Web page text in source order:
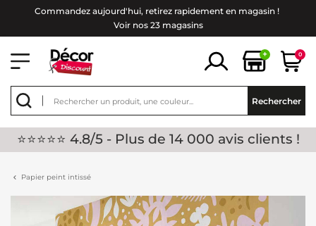
Commandez aujourd'hui, retirez rapidement en magasin !
Voir nos 23 magasins
+ 0
Rechercher
⭐⭐⭐⭐⭐ 4.8/5 - Plus de 14 000 avis clients !
Papier peint intissé